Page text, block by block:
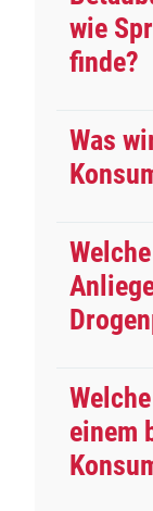
wie
finde?
Was
einem